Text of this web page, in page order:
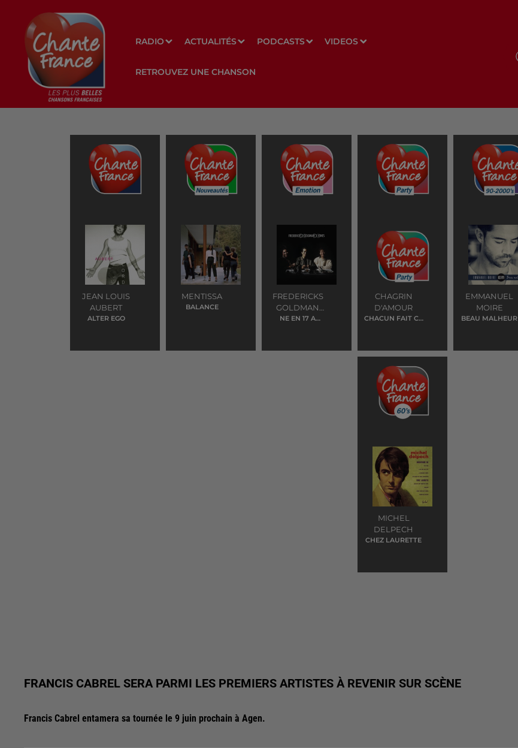
RADIO ACTUALITÉS PODCASTS VIDEOS
RETROUVEZ UNE CHANSON
JEAN LOUIS
AUBERT
ALTER EGO
MENTISSA
BALANCE
FREDERICKS
GOLDMAN
JONES
NE EN 17 A
CHAGRIN
D'AMOUR
CHACUN FAIT CE
EMMANUEL
MOIRE
BEAU MALHEUR
MICHEL
DELPECH
CHEZ LAURETTE
FRANCIS CABREL SERA PARMI LES PREMIERS ARTISTES À REVENIR SUR SCÈNE
Francis Cabrel entamera sa tournée le 9 juin prochain à Agen.